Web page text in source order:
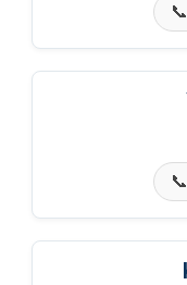
🏢 Şerefiye Mah.